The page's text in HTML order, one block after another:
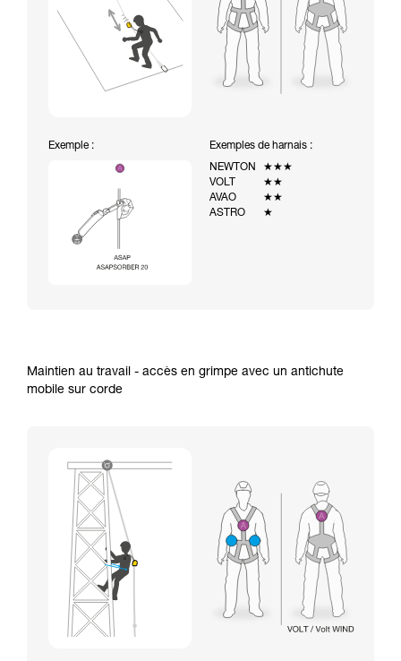
Exemple :
Exemples de harnais :
NEWTON
★★★
VOLT
★★
AVAO
★★
ASTRO
★
Maintien au travail - accès en grimpe avec un antichute
mobile sur corde